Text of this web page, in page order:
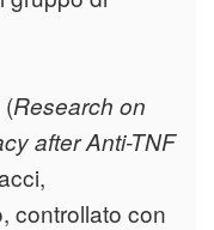
(Research on
after Anti-TNF
controllato con